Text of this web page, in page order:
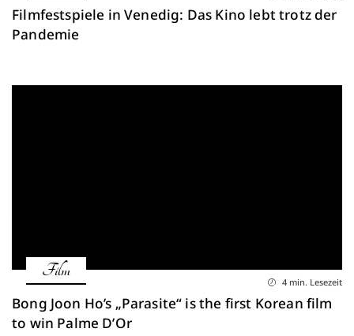
Filmfestspiele in Venedig: Das Kino lebt trotz der
Pandemie
Film
4 min. Lesezeit
Bong Joon Ho’s „Parasite“ is the first Korean film
to win Palme D’Or